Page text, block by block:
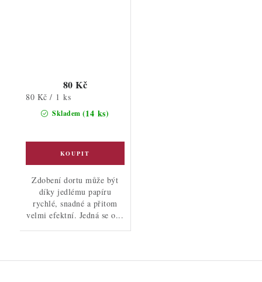
Skladem (14 ks)
80 Kč
Měrná
cena:
80 Kč / 1 ks
Zdobení dortu může být
díky jedlému papíru
rychlé, snadné a přitom
velmi efektní. Jedná se o...